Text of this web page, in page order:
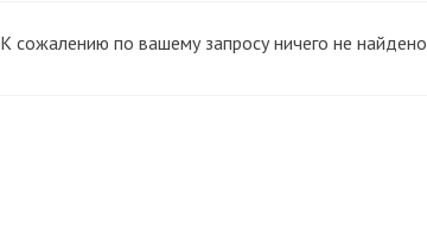
К сожалению по вашему запросу ничего не найдено